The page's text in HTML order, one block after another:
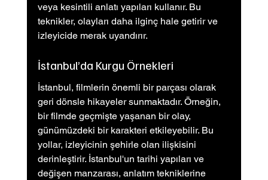
veya kesintili anlatı yapıları kullanır. Bu
teknikler, olayları daha ilginç hale getirir ve
izleyicide merak uyandırır.
İstanbul’da Kurgu Örnekleri
İstanbul, filmlerin önemli bir parçası olarak
geri dönsle hikayeler sunmaktadır. Örneğin,
bir filmde geçmişte yaşanan bir olay,
günümüzdeki bir karakteri etkileyebilir. Bu
yollar, izleyicinin şehirle olan ilişkisini
derinleştirir. İstanbul'un tarihi yapıları ve
değişen manzarası, anlatım tekniklerine